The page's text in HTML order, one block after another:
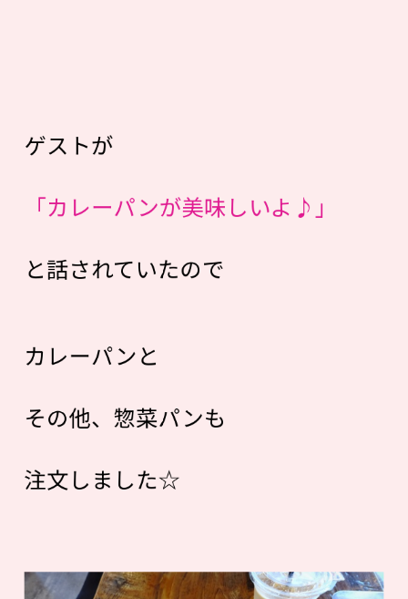
ゲストが
「カレーパンが美味しいよ♪」
と話されていたので
カレーパンと
その他、惣菜パンも
注文しました☆